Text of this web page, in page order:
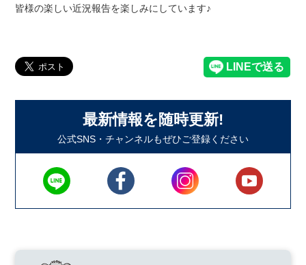
皆様の楽しい近況報告を楽しみにしています♪
最新情報を随時更新!
公式SNS・チャンネルもぜひご登録ください